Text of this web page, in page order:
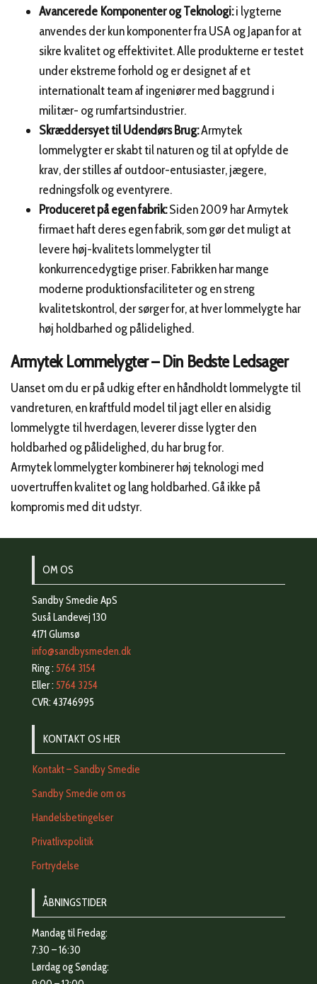
Avancerede Komponenter og Teknologi:i lygterne
anvendes der kun komponenter fra USA og Japan for at
sikre kvalitet og effektivitet. Alle produkterne er testet
under ekstreme forhold og er designet af et
internationalt team af ingeniører med baggrund i
militær- og rumfartsindustrier.
Skræddersyet til Udendørs Brug:Armytek
lommelygter er skabt til naturen og til at opfylde de
krav, der stilles af outdoor-entusiaster, jægere,
redningsfolk og eventyrere.
Produceret på egen fabrik:Siden 2009 har Armytek
firmaet haft deres egen fabrik, som gør det muligt at
levere høj-kvalitets lommelygter til
konkurrencedygtige priser. Fabrikken har mange
moderne produktionsfaciliteter og en streng
kvalitetskontrol, der sørger for, at hver lommelygte har
høj holdbarhed og pålidelighed.
Armytek Lommelygter – Din Bedste Ledsager
Uanset om du er på udkig efter en håndholdt lommelygte til
vandreturen, en kraftfuld model til jagt eller en alsidig
lommelygte til hverdagen, leverer disse lygter den
holdbarhed og pålidelighed, du har brug for.
Armytek lommelygter kombinerer høj teknologi med
uovertruffen kvalitet og lang holdbarhed. Gå ikke på
kompromis med dit udstyr.
OM OS
Sandby Smedie ApS
Suså Landevej 130
4171 Glumsø
info@sandbysmeden.dk
Ring : 5764 3154
Eller : 5764 3254
CVR: 43746995
KONTAKT OS HER
Kontakt – Sandby Smedie
Sandby Smedie om os
Handelsbetingelser
Privatlivspolitik
Fortrydelse
ÅBNINGSTIDER
Mandag til Fredag:
7:30 – 16:30
Lørdag og Søndag: